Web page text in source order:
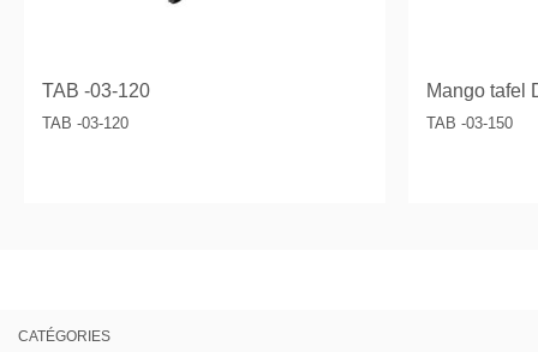
TAB -03-120
TAB -03-120
Mango tafel
TAB -03-150
CATÉGORIES